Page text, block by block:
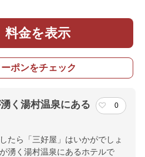
料金を表示
ポンをチェック
く湯村温泉にある
0
たら「三好屋」はいかがでしょ
湧く湯村温泉にあるホテルで